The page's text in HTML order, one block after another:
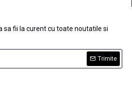
sa fii la curent cu toate noutatile si
Trimite